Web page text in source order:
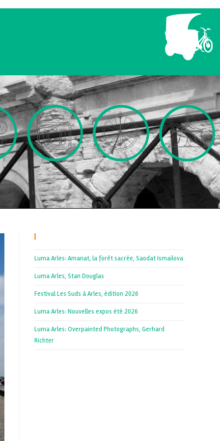
Luma Arles: Amanat, la forêt sacrée, Saodat Ismailova
Luma Arles, Stan Douglas
Festival Les Suds à Arles, édition 2026
Luma Arles: Nouvelles expos été 2026
Luma Arles: Overpainted Photographs, Gerhard
Richter